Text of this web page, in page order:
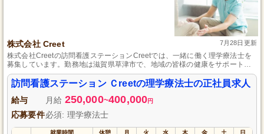
株式会社 Creet 7月28日更新
株式会社Creetの訪問看護ステーションCreetでは、一緒に働く理学療法士を
募集しています。勤務地は滋賀県草津市で、地域の皆様の健康をサポートす
るお仕事です。資格や経験は問いませんので、どなたでもチャレンジ可能で
す。正社員として安定した環境でキャリアを築きたい方、ぜひご応募くださ
い。共に地域医療を盛り上げましょう！
訪問看護ステーション Ｃreetの理学療法士の正社員求人
給与 月給 250,000~400,000円
応募要件必須: 理学療法士
就業時間 休憩 月 火 水 木 金 土 日